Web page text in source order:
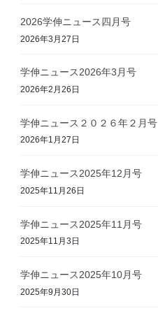
2026学伸ニュース四月号
2026年3月27日
学伸ニュース2026年3月号
2026年2月26日
学伸ニュース２０２６年２月号
2026年1月27日
学伸ニュース2025年12月号
2025年11月26日
学伸ニュース2025年11月号
2025年11月3日
学伸ニュース2025年10月号
2025年9月30日